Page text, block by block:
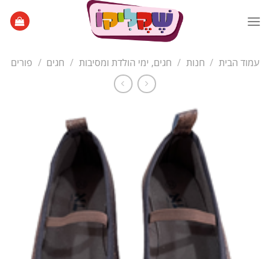
עמוד הבית / חנות / חגים, ימי הולדת ומסיבות / חגים / פורים